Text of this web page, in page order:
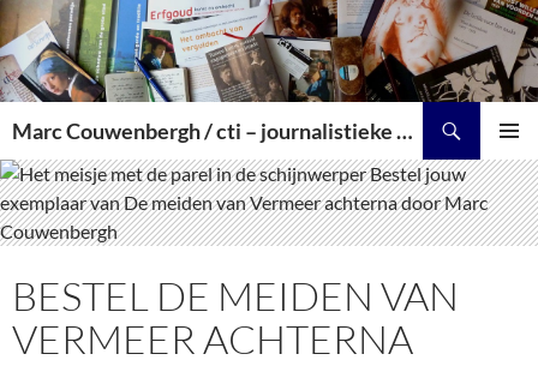
Marc Couwenbergh / cti – journalistieke producties over kunst, cultuur en historie
MENU
NAAR
INHOUD
BESTEL DE MEIDEN VAN
VERMEER ACHTERNA